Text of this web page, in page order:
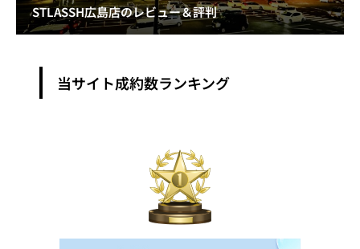
STLASSH広島店のレビュー＆評判
当サイト成約数ランキング